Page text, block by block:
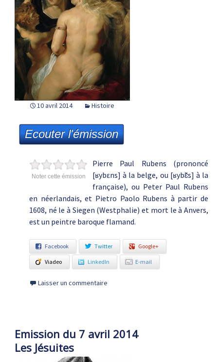
10 avril 2014 Histoire
Ecouter l'émission
Noter cette émission
Pierre Paul Rubens (prononcé
[ʁybɛns] à la belge, ou [ʁybɛ̃s] à la
française), ou Peter Paul Rubens
en néerlandais, et Pietro Paolo Rubens à partir de
1608, né le à Siegen (Westphalie) et mort le à Anvers,
est un peintre baroque flamand.
Facebook Twitter Google+
Viadeo LinkedIn E-mail
Laisser un commentaire
Emission du 7 avril 2014
Les Jésuites